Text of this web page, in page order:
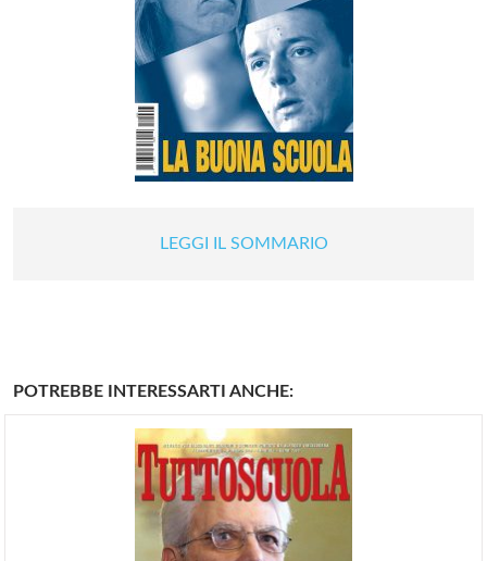
LEGGI IL SOMMARIO
POTREBBE INTERESSARTI ANCHE: